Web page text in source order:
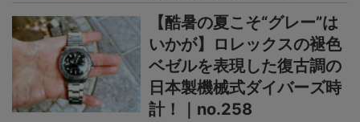
【酷暑の夏こそ“グレー”は
いかが】ロレックスの褪色
ベゼルを表現した復古調の
日本製機械式ダイバーズ時
計！｜no.258